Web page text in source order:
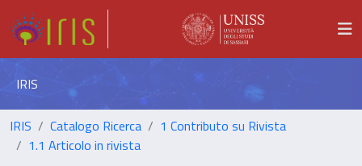
IRIS
IRIS Catalogo Ricerca
1 Contributo su Rivista
1.1 Articolo in rivista